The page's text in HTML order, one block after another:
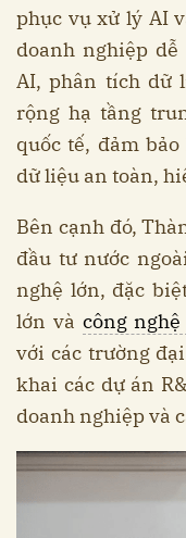
phục vụ xử lý AI
doanh nghiệp
AI, phân tích dữ
rộng hạ tầng
quốc tế, đảm
dữ liệu an toàn,
Bên cạnh đó,
đầu tư nước
nghệ lớn, đặc
lớn và công
với các trường
khai các dự án
doanh nghiệp và